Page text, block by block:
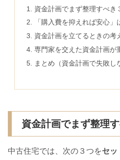
資金計画でまず整理すべき
「購入費を抑えれば安心
資金計画を立てるときの考
専門家を交えた資金計画が
まとめ（資金計画で失敗し
資金計画でまず整理
中古住宅では、次の３つをセッ